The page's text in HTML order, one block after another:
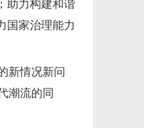
助力构建和谐
国家治理能力
新情况新问
潮流的同